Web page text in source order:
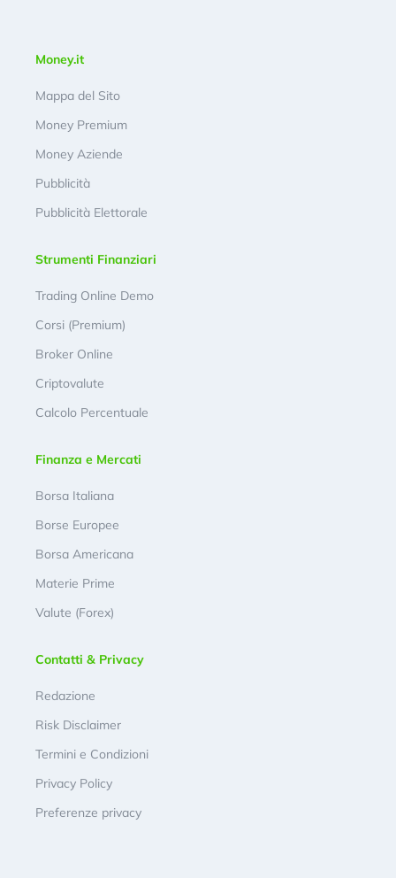
Money.it
Mappa del Sito
Money Premium
Money Aziende
Pubblicità
Pubblicità Elettorale
Strumenti Finanziari
Trading Online Demo
Corsi (Premium)
Broker Online
Criptovalute
Calcolo Percentuale
Finanza e Mercati
Borsa Italiana
Borse Europee
Borsa Americana
Materie Prime
Valute (Forex)
Contatti & Privacy
Redazione
Risk Disclaimer
Termini e Condizioni
Privacy Policy
Preferenze privacy